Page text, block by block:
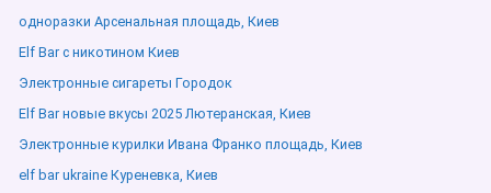
одноразки Арсенальная площадь, Киев
Elf Bar с никотином Киев
Электронные сигареты Городок
Elf Bar новые вкусы 2025 Лютеранская, Киев
Электронные курилки Ивана Франко площадь, Киев
elf bar ukraine Куреневка, Киев